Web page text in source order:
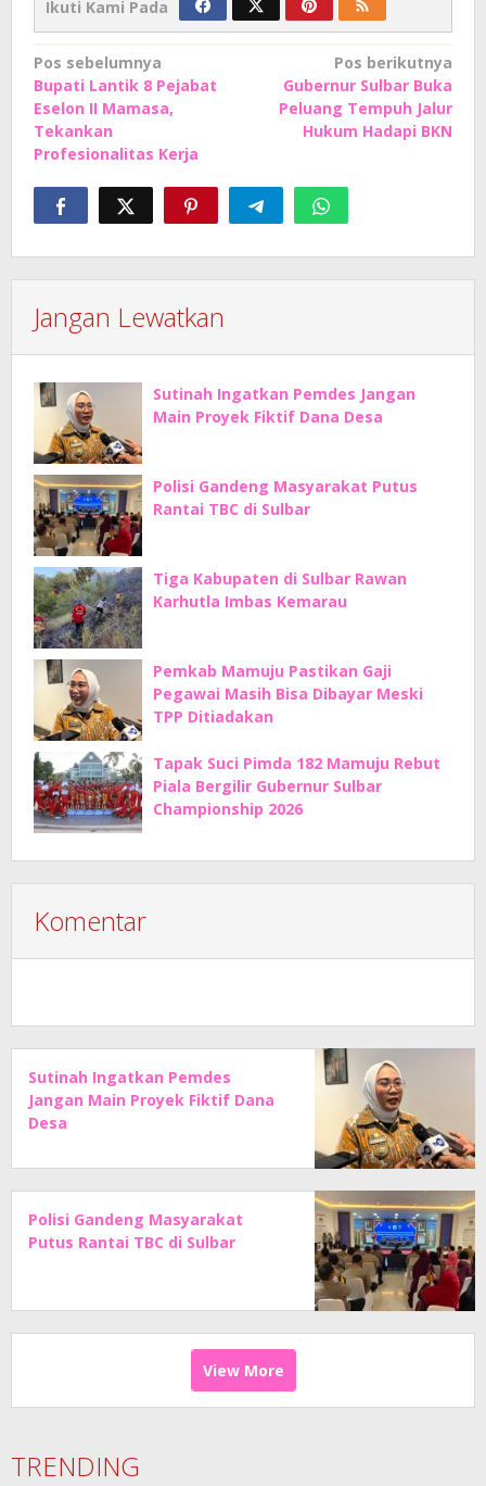
Ikuti Kami Pada
Navigasi
pos
Pos sebelumnya
Bupati Lantik 8 Pejabat
Eselon II Mamasa,
Tekankan
Profesionalitas Kerja
Pos berikutnya
Gubernur Sulbar Buka
Peluang Tempuh Jalur
Hukum Hadapi BKN
Jangan Lewatkan
Sutinah Ingatkan Pemdes Jangan
Main Proyek Fiktif Dana Desa
Polisi Gandeng Masyarakat Putus
Rantai TBC di Sulbar
Tiga Kabupaten di Sulbar Rawan
Karhutla Imbas Kemarau
Pemkab Mamuju Pastikan Gaji
Pegawai Masih Bisa Dibayar Meski
TPP Ditiadakan
Tapak Suci Pimda 182 Mamuju Rebut
Piala Bergilir Gubernur Sulbar
Championship 2026
Komentar
Sutinah Ingatkan Pemdes
Jangan Main Proyek Fiktif Dana
Desa
Polisi Gandeng Masyarakat
Putus Rantai TBC di Sulbar
View More
TRENDING